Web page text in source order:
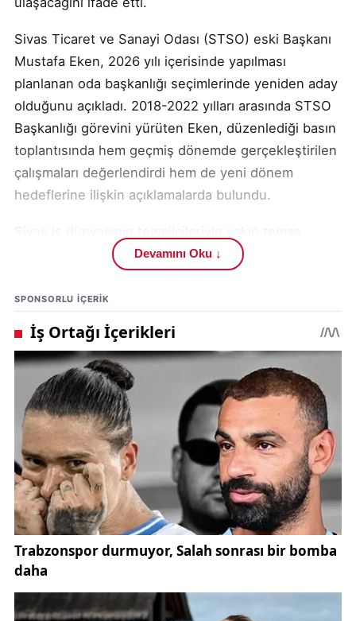
Sivas Ticaret ve Sanayi Odası (STSO) eski Başkanı
Mustafa Eken, 2026 yılı içerisinde yapılması
planlanan oda başkanlığı seçimlerinde yeniden aday
olduğunu açıkladı. 2018-2022 yılları arasında STSO
Başkanlığı görevini yürüten Eken, düzenlediği basın
toplantısında hem geçmiş dönemde gerçekleştirilen
çalışmaları değerlendirdi hem de yeni dönem
hedeflerine ilişkin açıklamalarda bulundu.
içerisinde olmaya devam ettiklerini belirten Eken,
yeni dönemde de üyelerin beklenti ve taleplerini
merkeze alan bir yönetim anlayışıyla hareket etmeyi
amaçladıklarını söyledi.
Basın mensuplarına yaptığı açıklamada Sivas’ın
ekonomik gelişimi için ortak hareket etmenin
önemine dikkat çeken Mustafa Eken, geçmiş
dönemde birçok yatırım ve projeyi hayata
geçirdiklerini ifade etti.
Eken, yeniden adaylık kararını açıklarken şu
değerlendirmelerde bulundu:
“Birlikte üreten, birlikte büyüyen ve birlikte kazanan
bir Sivas hedefiyle; şehri sahiplenen herkesi
olan bir yönetim anlayışını yeniden hayata geçirmek
Devamını Oku ↓
SPONSORLU IÇERIK